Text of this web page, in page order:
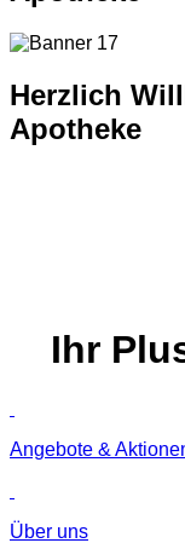
Herzlich
Apotheke
Ihr
Angebote &
Über uns